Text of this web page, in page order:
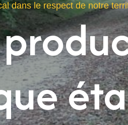
dans le respect de notre